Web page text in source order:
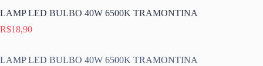
LAMP LED BULBO 40W 6500K TRAMONTINA
R$18,90
LAMP LED BULBO 40W 6500K TRAMONTINA